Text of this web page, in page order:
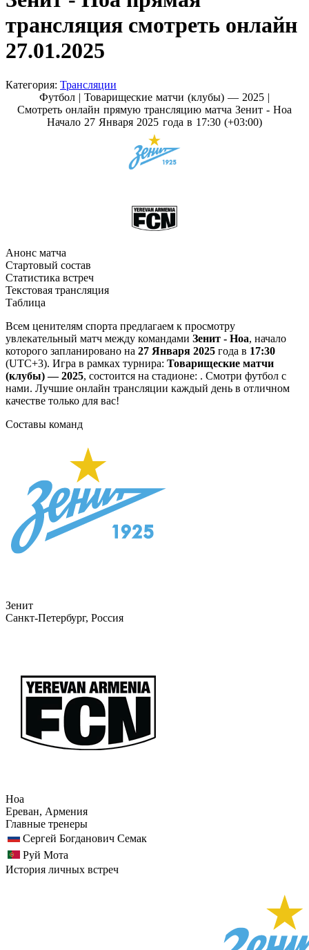
трансляция смотреть онлайн
27.01.2025
Категория: Трансляции
Футбол | Товарищеские матчи (клубы) — 2025 |
Смотреть онлайн прямую трансляцию матча Зенит - Ноа
Начало 27 Января 2025 года в 17:30 (+03:00)
Анонс матча
Стартовый состав
Статистика встреч
Текстовая трансляция
Таблица
Всем ценителям спорта предлагаем к просмотру
увлекательный матч между командами Зенит - Ноа, начало
которого запланировано на 27 Января 2025 года в 17:30
(UTC+3). Игра в рамках турнира: Товарищеские матчи
(клубы) — 2025, состоится на стадионе: . Смотри футбол с
нами. Лучшие онлайн трансляции каждый день в отличном
качестве только для вас!
Составы команд
Зенит
Санкт-Петербург, Россия
Ноа
Ереван, Армения
Главные тренеры
Сергей Богданович Семак
Руй Мота
История личных встреч